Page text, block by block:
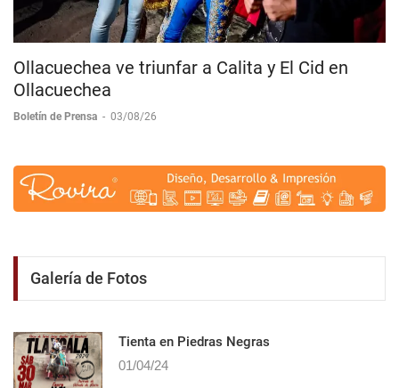
Ollacuechea ve triunfar a Calita y El Cid en
Ollacuechea
Boletín de Prensa - 03/08/26
Galería de Fotos
Tienta en Piedras Negras
01/04/24